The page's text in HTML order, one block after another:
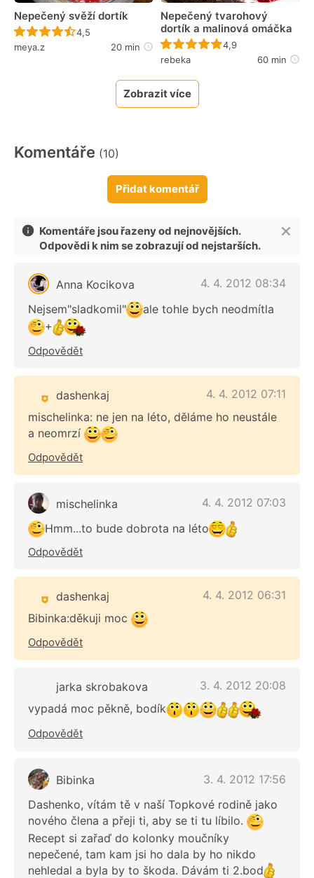
Nepečený svěží dortík
Recept ještě nebyl hodnocen
4,5
meya.z
20 min
Nepečený tvarohový
dortík a malinová omáčka
Recept ještě nebyl
4,9
rebeka
60 min
Zobrazit více
Komentáře (10)
Přidat komentář
Komentáře jsou řazeny od nejnovějších.
Odpovědi k nim se zobrazují od nejstarších.
Anna Kocikova
4. 4. 2012 08:34
Nejsem"sladkomil"
ale tohle bych neodmítla
+
Odpovědět
dashenkaj
4. 4. 2012 07:11
mischelinka: ne jen na léto, děláme ho neustále
a neomrzí
Odpovědět
mischelinka
4. 4. 2012 07:03
Hmm...to bude dobrota na léto
Odpovědět
dashenkaj
4. 4. 2012 06:31
Bibinka:děkuji moc
Odpovědět
jarka skrobakova
3. 4. 2012 20:08
vypadá moc pěkně, bodík
Odpovědět
Bibinka
3. 4. 2012 17:56
Dashenko, vítám tě v naší Topkové rodině jako
nového člena a přeji ti, aby se ti tu líbilo.
Recept si zařaď do kolonky moučníky
nepečené, tam kam jsi ho dala by ho nikdo
nehledal a byla by to škoda. Dávám ti 2.bod